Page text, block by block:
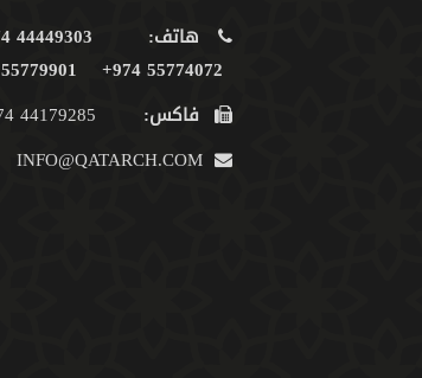
هاتف:
44449303 974+
55774072 974+
55779901 974+
فاكس: